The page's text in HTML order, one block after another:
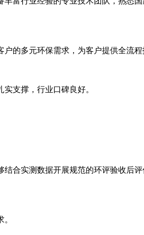
的多元环保需求，为客户提供全流程
支撑，行业口碑良好。
合实测数据开展规范的环评验收后